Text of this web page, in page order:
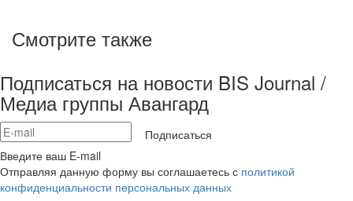
Смотрите также
Подписаться на новости BIS Journal /
Медиа группы Авангард
Подписаться
Введите ваш E-mail
Отправляя данную форму вы соглашаетесь с политикой
конфиденциальности персональных данных